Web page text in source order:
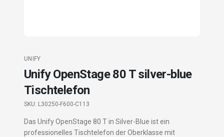
UNIFY
Unify OpenStage 80 T silver-blue
Tischtelefon
SKU: L30250-F600-C113
Das Unify OpenStage 80 T in Silver-Blue ist ein
professionelles Tischtelefon der Oberklasse mit